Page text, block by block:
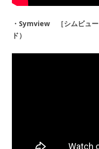
・Symview ［シムビ
ド）